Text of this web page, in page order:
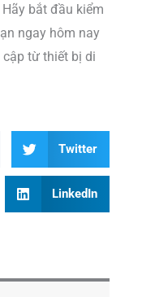
bắt đầu kiểm
ngay hôm nay
từ thiết bị di
Twitter
LinkedIn